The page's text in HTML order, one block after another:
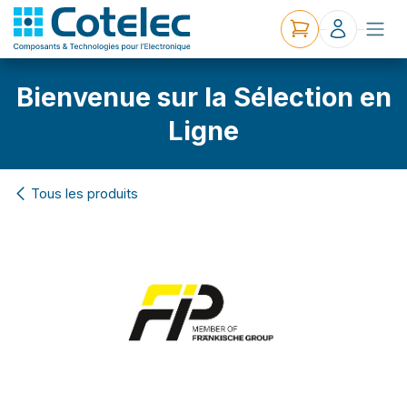
Bienvenue sur la Sélection en
Ligne
Tous les produits